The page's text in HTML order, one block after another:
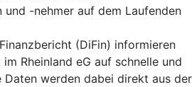
und -nehmer auf dem Laufenden
(DiFin) informieren
Rheinland eG auf schnelle und
Daten werden dabei direkt aus der